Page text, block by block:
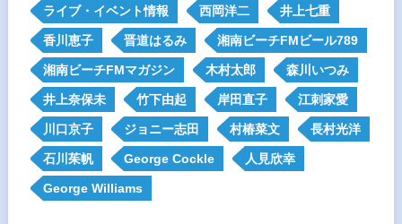
ライブ・イベント情報 西岡洋二 井上七重
香川恵子 晋道はるみ 湘南ビーチFMビール789
湘南ビーチFMマガジン 木村太郎 森川いつみ
井上奈保未 竹下由起 岸田直子 江刺家愛
川口京子 ジョニー志田 村椿菜文 長村光洋
石川茱帆 George Cockle 人見欣幸
George Williams